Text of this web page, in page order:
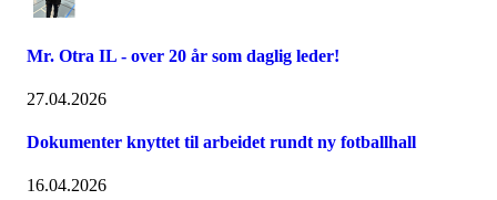
Mr. Otra IL - over 20 år som daglig leder!
27.04.2026
Dokumenter knyttet til arbeidet rundt ny fotballhall
16.04.2026